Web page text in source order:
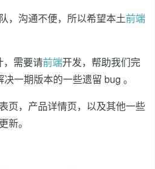
，沟通不便，所以希望本土前端
，需要请前端开发，帮助我们完
一期版本的一些遗留 bug 。
页，产品详情页，以及其他一些
新。